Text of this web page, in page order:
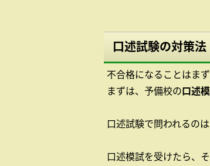
口述試験の対策法
不合格になることはま
まずは、予備校の口述
口述試験で問われるの
口述模試を受けたら、